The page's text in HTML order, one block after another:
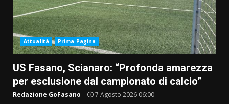
Attualità Prima Pagina
US Fasano, Scianaro: “Profonda amarezza
per esclusione dal campionato di calcio”
Redazione GoFasano 7 Agosto 2026 06:00